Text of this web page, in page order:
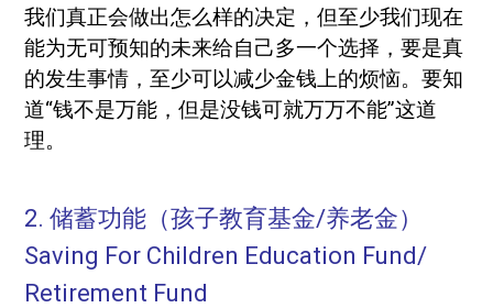
我们真正会做出怎么样的决定，但至少我们现在
能为无可预知的未来给自己多一个选择，要是真
的发生事情，至少可以减少金钱上的烦恼。要知
道“钱不是万能，但是没钱可就万万不能”这道
理。
2. 储蓄功能（孩子教育基金/养老金）
Saving For Children Education Fund/
Retirement Fund